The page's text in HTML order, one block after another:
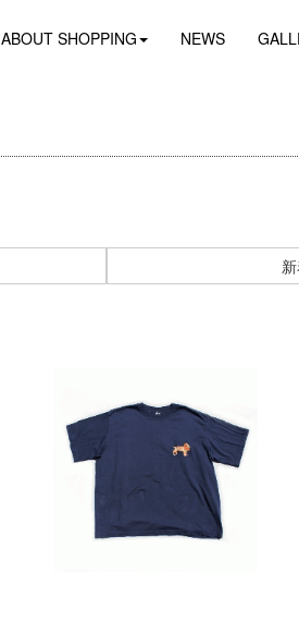
ABOUT SHOPPING NEWS